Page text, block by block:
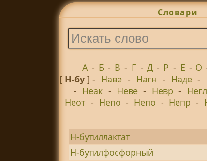
Словари
А - Б - В - Г - Д - Р - Е - О
[ Н-бу ]- Наве - Нагн - Наде -
- Неак - Неве - Невр - Негл
Неот - Непо - Непо - Непр -
Н-бутиллактат
Н-бутилфосфорный